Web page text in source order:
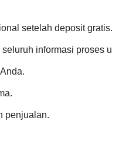
setelah deposit gratis.
informasi proses u
penjualan.